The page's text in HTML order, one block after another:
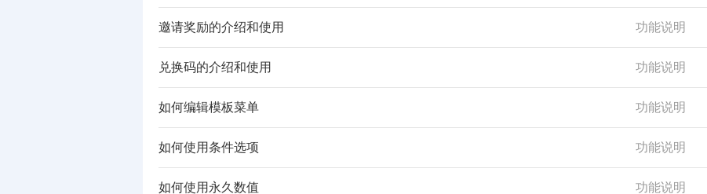
邀请奖励的介绍和使用 功能说明
兑换码的介绍和使用 功能说明
如何编辑模板菜单 功能说明
如何使用条件选项 功能说明
如何使用永久数值 功能说明